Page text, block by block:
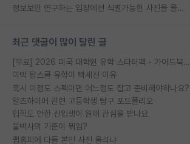
정보보안 연구하는 입장에선 식별가능한 사진을 올리는건 비추이긴함
최근 댓글이 많이 달린 글
[무료] 2026 미국 대학원 유학 스타터팩 - 가이드북 & 합격자 컨택메일 템플릿
미박 탑스쿨 유학이 빡세진 이유
혹시 이정도 스펙이면 어느정도 잡고 준비해야하나요?
알츠하이머 관련 고등학생 탐구 포트폴리오
입학도 안한 신입생이 원래 관심을 받나요
물박사의 기준이 뭐임?
랩홈피에 다들 본인 사진 올리냐